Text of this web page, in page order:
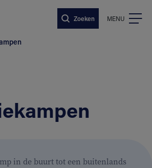
Zoeken MENU
in de buurt tot een buitenlands